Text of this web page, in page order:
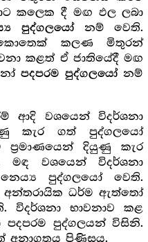
කලෙක දී මඟ ඵල ලබා
පුද්ගලයෝනම් වෙති.
කලණ මිතුරන්
කළත් ඒ ජාතියේදී මඟ
පදපරම පුද්ගලයෝනම්
ආදි වශයෙන් විදර්ශනා
කැර ගත් පුද්ගලයෝ
දියුණු කැර
වශයෙන් විදර්ශනා
පුද්ගලයෝ වෙති.
අන්තරායික ධර්ම ඇත්තෝ
විදර්ශනා භාවනාව කළ
පුද්ගලයන් විසිනි.
අනාගතය පිණිසය.